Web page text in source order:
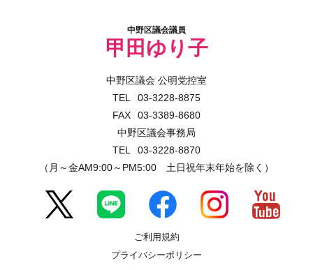
中野区議会議員
甲田ゆり子
中野区議会 公明党控室
03-3228-8875
03-3389-8680
中野区議会事務局
03-3228-8870
（月～金AM9:00～PM5:00 土日祝年末年始を除く）
ご利用規約
プライバシーポリシー